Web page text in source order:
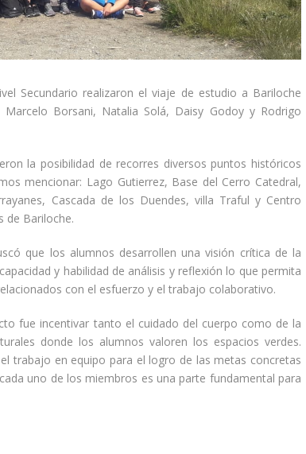
Secundario realizaron el viaje de estudio a Bariloche
Borsani, Natalia Solá, Daisy Godoy y Rodrigo
la posibilidad de recorres diversos puntos históricos
mencionar: Lago Gutierrez, Base del Cerro Catedral,
Cascada de los Duendes, villa Traful y Centro
de Bariloche.
que los alumnos desarrollen una visión crítica de la
y habilidad de análisis y reflexión lo que permita
con el esfuerzo y el trabajo colaborativo.
fue incentivar tanto el cuidado del cuerpo como de la
donde los alumnos valoren los espacios verdes.
trabajo en equipo para el logro de las metas concretas
uno de los miembros es una parte fundamental para